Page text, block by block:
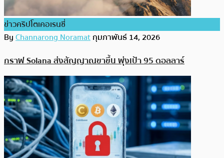
ข่าวคริปโตเคอเรนซี่
ByChannarong Noramatกุมภาพันธ์ 14, 2026
กราฟ Solana ส่งสัญญาณขาขึ้น พุ่งเป้า 95 ดอลลาร์